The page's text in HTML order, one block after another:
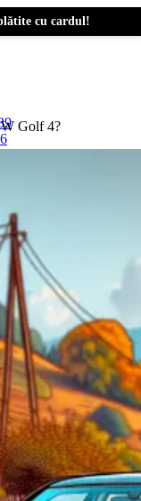
cu cardul!
1 E87
E83
f25
1 (2004–2012)
2 (2012–2020)
3 (2020–Prezent)
Golf 4?